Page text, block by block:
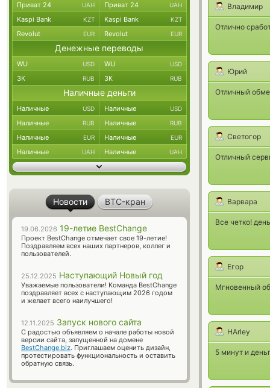
Владимир
Отлично
Юрий
Отличный
Светогор
Отличный
Варвара
Все четко!
Егор
Мгновенный
HArley
5 минут и
Приват 24 UAH Приват 24 UAH
Kaspi Bank KZT Kaspi Bank KZT
Revolut EUR Revolut EUR
Денежные переводы
WU USD WU USD
ЗК RUB ЗК RUB
Наличные деньги
Наличные USD Наличные USD
Наличные RUB Наличные RUB
Наличные EUR Наличные EUR
Наличные UAH Наличные UAH
Новости BTC-кран
19.06.2026 19-летие BestChange
Проект BestChange отмечает свое 19-летие!
Поздравляем всех наших партнеров, коллег и
пользователей.
25.12.2025 Наступающий Новый год
Уважаемые пользователи! Команда BestChange
поздравляет всех с наступающим 2026 годом
и желает всего наилучшего!
12.11.2025 Запуск нового сайта
С радостью объявляем о начале работы новой
версии сайта, запущенной на домене
BestChange.biz. Приглашаем оценить дизайн,
протестировать функциональность и оставить
обратную связь.